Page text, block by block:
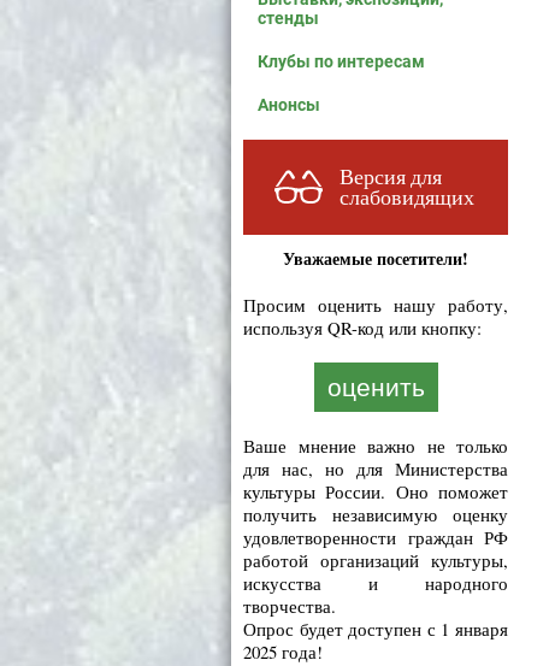
стенды
Клубы по интересам
Анонсы
Версия для
слабовидящих
Уважаемые посетители!
Просим оценить нашу работу,
используя QR-код или кнопку:
оценить
Ваше мнение важно не только
для нас, но для Министерства
культуры России. Оно поможет
получить независимую оценку
удовлетворенности граждан РФ
работой организаций культуры,
искусства и народного
творчества.
Опрос будет доступен с 1 января
2025 года!